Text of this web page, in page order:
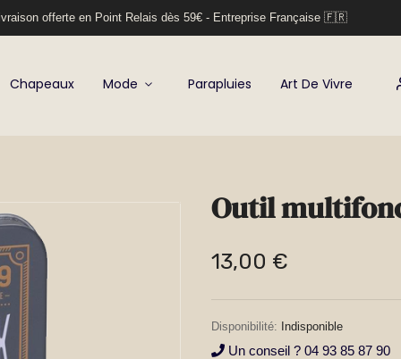
offerte en Point Relais dès 59€ - Entreprise Française 🇫🇷
Chapeaux Mode Parapluies Art De Vivre
Outil
13,00 €
Indisponible
Un conseil ? 04 93 85 87 90